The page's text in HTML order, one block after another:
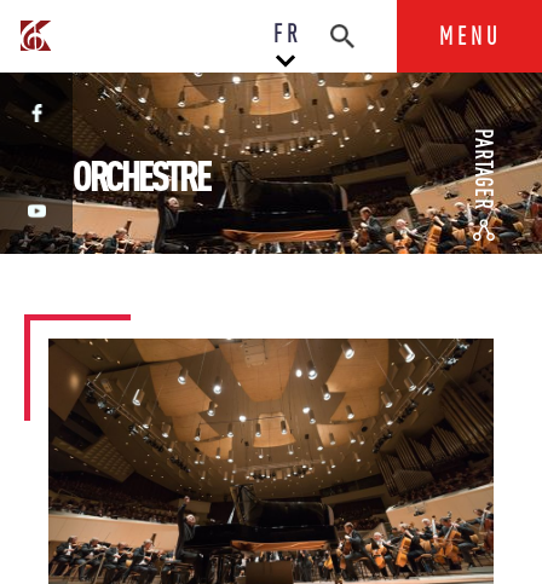
FR MENU
ORCHESTRE PARTAGER